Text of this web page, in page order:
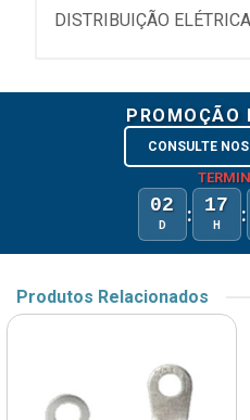
DISTRIBUIÇÃO
PROMOÇÃO
CONSULTE
02
D : 17
H :
Produtos Relacionados